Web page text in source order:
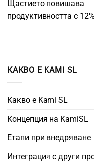
Щастието повишава
продуктивността с 12%
КАКВО Е KAMI SL
Какво е Kami SL
Концепция на KamiSL
Етапи при внедряване
Интеграция с други